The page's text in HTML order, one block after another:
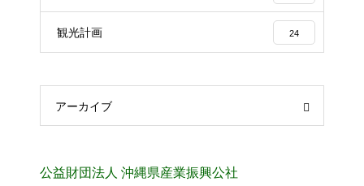
観光計画 24
アーカイブ
公益財団法人 沖縄県産業振興公社